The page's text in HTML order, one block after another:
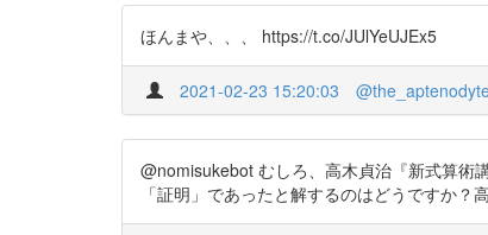
ほんまや、、、 https://t.co/JUlYeUJEx5
2021-02-23 15:20:03
@nomisukebot むしろ、高木貞治『新式算
「証明」であったと解するのはどうですか？